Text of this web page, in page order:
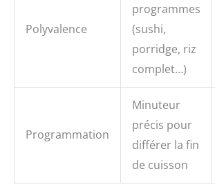
Polyvalence
programmes
(sushi,
porridge, riz
complet…)
Programmation
Minuteur
précis pour
différer la fin
de cuisson